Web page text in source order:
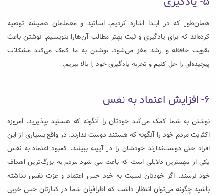
همان‌طور که در ابتدا اشاره کردیم، اساتید و معملمان همیشه توصیه
کرده‌اند که برای یادگیری و ثبت بهتر مطالب آن‌هارا بنویسیم. نوشتن باعث
تقویت حافظه و رشد مغز می‌شود. نوشتن به ما کمک می‌کند مشکلات
پیچیده‌ای را حل کنیم و تجربه یادگیری خود را بالا ببریم.
۶- افزایش اعتماد به نفس
نوشتن به شما کمک می‌کند خودتان را آنگونه که هستید بپذیرید. امروزه
اکثریت مردم خود را آنگونه که هستند دوست ندارند. در واقع بسیاری از این
افراد حتی دوست‌ندارند خودشان را در آیینه ببینند. کمبود اعتماد به نفس
یکی از مهمترین دلایلی است که باعث می شود مردم به بزرگ‌ترین اهداف
خود نرسند. اگر خودتان نسبت به خود حس اعتماد و عزت نفس نداشته
باشید چگونه می‌توان انتظار داشت که اطرافیان شما در کنارتان حس خوبی